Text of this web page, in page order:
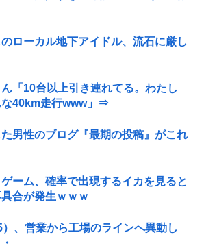
のローカル地下アイドル、流石に厳し
ん「10台以上引き連れてる。わたし
な40km走行www」⇒
た男性のブログ『最期の投稿』がこれ
ゲーム、確率で出現するイカを見ると
合が発生ｗｗｗ
）、営業から工場のラインへ異動し